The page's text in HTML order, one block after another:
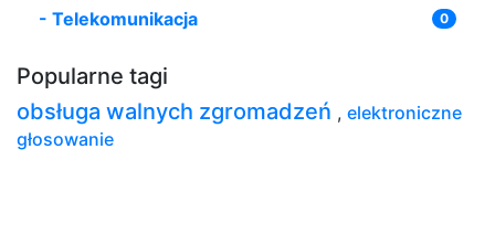
- Telekomunikacja 0
Popularne tagi
obsługa walnych zgromadzeń , elektroniczne
głosowanie